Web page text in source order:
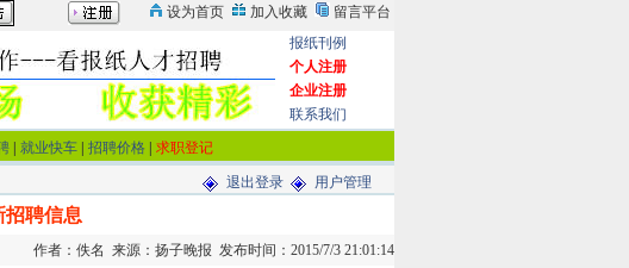
报纸刊例
个人注册
企业注册
联系我们
就业快车 招聘价格 求职登记
退出登录 用户管理
招聘信息
作者：佚名 来源：扬子晚报 发布时间：2015/7/3 21:01:14